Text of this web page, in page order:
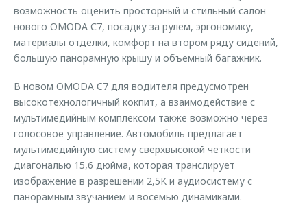
возможность оценить просторный и стильный салон
нового OMODA С7, посадку за рулем, эргономику,
материалы отделки, комфорт на втором ряду сидений,
большую панорамную крышу и объемный багажник.
В новом OMODA C7 для водителя предусмотрен
высокотехнологичный кокпит, а взаимодействие с
мультимедийным комплексом также возможно через
голосовое управление. Автомобиль предлагает
мультимедийную систему сверхвысокой четкости
диагональю 15,6 дюйма, которая транслирует
изображение в разрешении 2,5K и аудиосистему с
панорамным звучанием и восемью динамиками.